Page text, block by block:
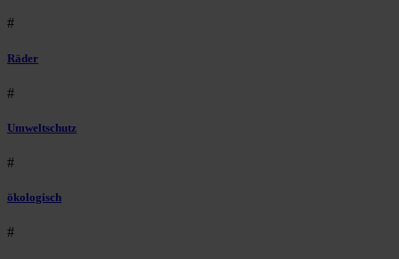
#
Räder
#
Umweltschutz
#
ökologisch
#